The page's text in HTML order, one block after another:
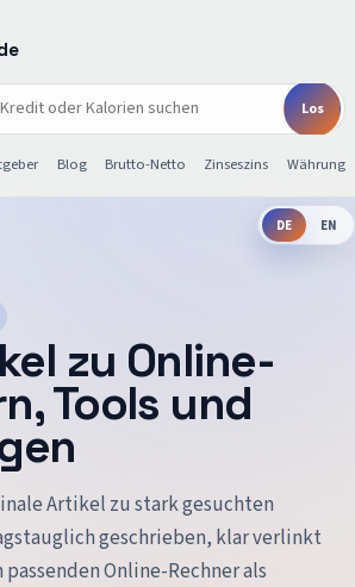
Blog Brutto-Netto Zinseszins
DE EN
zu Online-
Tools und
Artikel zu stark gesuchten
geschrieben, klar verlinkt
Online-Rechner als